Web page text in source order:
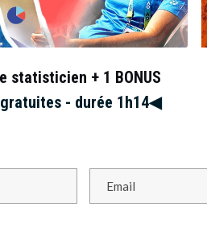
statisticien + 1 BONUS
- durée 1h14◀︎